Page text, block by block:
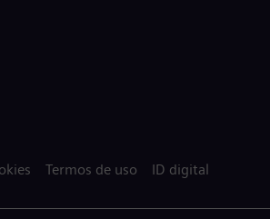
Termos de uso ID digital